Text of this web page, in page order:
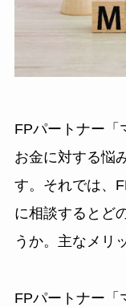
FPパートナー「
お金に対する悩
す。それでは、
に相談するとど
うか。主なメリ
FPパートナー「